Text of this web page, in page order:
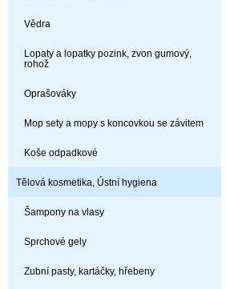
Vědra
Lopaty a lopatky pozink, zvon gumový,
rohož
Oprašováky
Mop sety a mopy s koncovkou se závitem
Koše odpadkové
Tělová kosmetika, Ústní hygiena
Šampony na vlasy
Sprchové gely
Zubní pasty, kartáčky, hřebeny